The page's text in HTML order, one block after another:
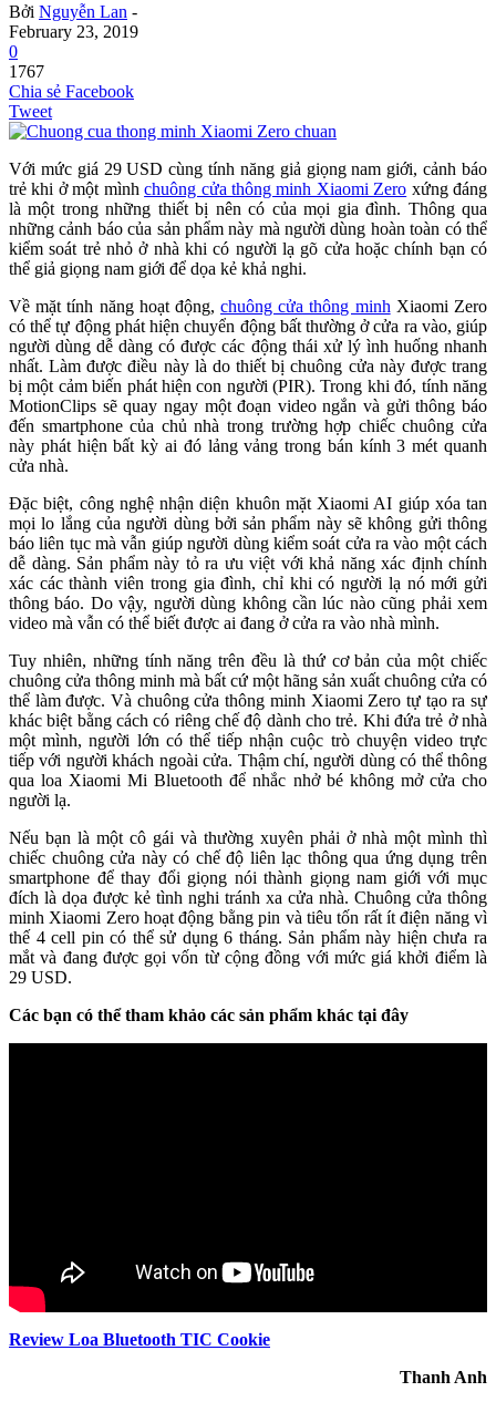
Bởi Nguyễn Lan -
February 23, 2019
0
1767
Chia sẻ Facebook
Tweet
Với mức giá 29 USD cùng tính năng giả giọng nam giới, cảnh báo
trẻ khi ở một mìnhchuông cửa thông minh Xiaomi Zero xứng đáng
là một trong những thiết bị nên có của mọi gia đình. Thông qua
những cảnh báo của sản phẩm này mà người dùng hoàn toàn có thể
kiểm soát trẻ nhỏ ở nhà khi có người lạ gõ cửa hoặc chính bạn có
thể giả giọng nam giới để dọa kẻ khả nghi.
Về mặt tính năng hoạt động,chuông cửa thông minh Xiaomi Zero
có thể tự động phát hiện chuyển động bất thường ở cửa ra vào, giúp
người dùng dễ dàng có được các động thái xử lý ình huống nhanh
nhất. Làm được điều này là do thiết bị chuông cửa này được trang
bị một cảm biến phát hiện con người (PIR). Trong khi đó, tính năng
MotionClips sẽ quay ngay một đoạn video ngắn và gửi thông báo
đến smartphone của chủ nhà trong trường hợp chiếc chuông cửa
này phát hiện bất kỳ ai đó lảng vảng trong bán kính 3 mét quanh
cửa nhà.
Đặc biệt, công nghệ nhận diện khuôn mặt Xiaomi AI giúp xóa tan
mọi lo lắng của người dùng bởi sản phẩm này sẽ không gửi thông
báo liên tục mà vẫn giúp người dùng kiểm soát cửa ra vào một cách
dễ dàng. Sản phẩm này tỏ ra ưu việt với khả năng xác định chính
xác các thành viên trong gia đình, chỉ khi có người lạ nó mới gửi
thông báo. Do vậy, người dùng không cần lúc nào cũng phải xem
video mà vẫn có thể biết được ai đang ở cửa ra vào nhà mình.
Tuy nhiên, những tính năng trên đều là thứ cơ bản của một chiếc
chuông cửa thông minh mà bất cứ một hãng sản xuất chuông cửa có
thể làm được. Và chuông cửa thông minh Xiaomi Zero tự tạo ra sự
khác biệt bằng cách có riêng chế độ dành cho trẻ. Khi đứa trẻ ở nhà
một mình, người lớn có thể tiếp nhận cuộc trò chuyện video trực
tiếp với người khách ngoài cửa. Thậm chí, người dùng có thể thông
qua loa Xiaomi Mi Bluetooth để nhắc nhở bé không mở cửa cho
người lạ.
Nếu bạn là một cô gái và thường xuyên phải ở nhà một mình thì
chiếc chuông cửa này có chế độ liên lạc thông qua ứng dụng trên
smartphone để thay đổi giọng nói thành giọng nam giới với mục
đích là dọa được kẻ tình nghi tránh xa cửa nhà. Chuông cửa thông
minh Xiaomi Zero hoạt động bằng pin và tiêu tốn rất ít điện năng vì
thế 4 cell pin có thể sử dụng 6 tháng. Sản phẩm này hiện chưa ra
mắt và đang được gọi vốn từ cộng đồng với mức giá khởi điểm là
29 USD.
Các bạn có thể tham khảo các sản phẩm khác tại đây
Review Loa Bluetooth TIC Cookie
Thanh Anh